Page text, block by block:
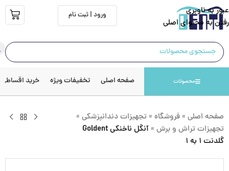
عبور به ناوبری
رفتن به محتوای اصلی
ورود | ثبت نام
محصولات صفحه اصلی تخفیفات ویژه خرید اقساطی
صفحه اصلی » فروشگاه » تجهیزات دندانپزشکی »
تجهیزات تراش و برش »
آنگل ناخنکی Goldent
گلدنت ۱ به ۱